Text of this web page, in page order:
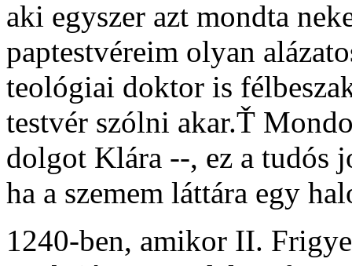
aki egyszer azt mondta
paptestvéreim olyan
teológiai doktor is
testvér szólni akar.Ť
dolgot Klára --, ez a tudós
ha a szemem láttára egy
1240-ben, amikor II.